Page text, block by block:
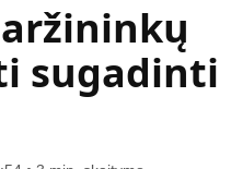
Vasaros mada
ir vaikai
sugadinti